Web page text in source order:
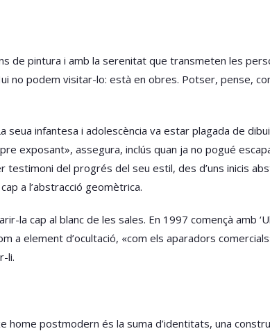
de pintura i amb la serenitat que transmeten les
no podem visitar-lo: està en obres. Potser, pense,
infantesa i adolescència va estar plagada de
exposant», assegura, inclús quan ja no pogué
testimoni del progrés del seu estil, des d’uns inicis
a l’abstracció geomètrica.
la cap al blanc de les sales. En 1997 començà amb
element d’ocultació, «com els aparadors
li.
home postmodern és la suma d’identitats, una